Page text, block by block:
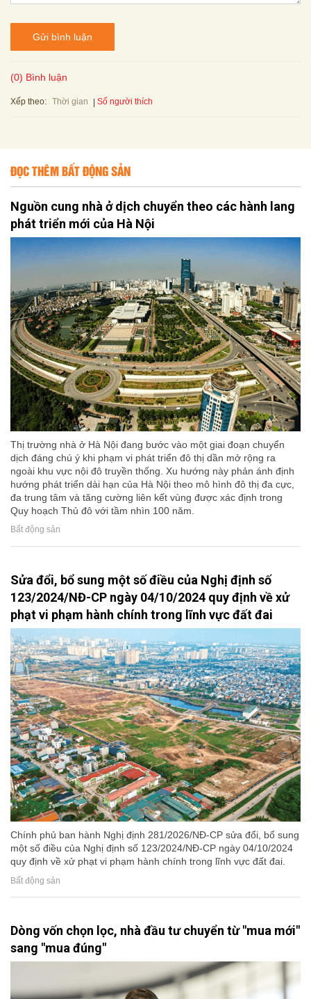
Gửi bình luận
(0) Bình luận
Xếp theo: Thời gian Số người thích
ĐỌC THÊM BẤT ĐỘNG SẢN
Nguồn cung nhà ở dịch chuyển theo các hành lang
phát triển mới của Hà Nội
Thị trường nhà ở Hà Nội đang bước vào một giai đoạn chuyển
dịch đáng chú ý khi phạm vi phát triển đô thị dần mở rộng ra
ngoài khu vực nội đô truyền thống. Xu hướng này phản ánh định
hướng phát triển dài hạn của Hà Nội theo mô hình đô thị đa cực,
đa trung tâm và tăng cường liên kết vùng được xác định trong
Quy hoạch Thủ đô với tầm nhìn 100 năm.
Bất động sản
Sửa đổi, bổ sung một số điều của Nghị định số
123/2024/NĐ-CP ngày 04/10/2024 quy định về xử
phạt vi phạm hành chính trong lĩnh vực đất đai
Chính phủ ban hành Nghị định 281/2026/NĐ-CP sửa đổi, bổ sung
một số điều của Nghị định số 123/2024/NĐ-CP ngày 04/10/2024
quy định về xử phạt vi phạm hành chính trong lĩnh vực đất đai.
Bất động sản
Dòng vốn chọn lọc, nhà đầu tư chuyển từ "mua mới"
sang "mua đúng"